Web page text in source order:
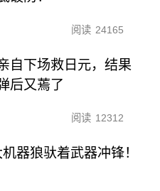
阅读 24165
自下场救日元，结果
后又蔫了
阅读 12312
器狼驮着武器冲锋！